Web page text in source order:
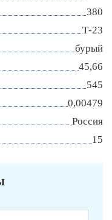
380
Т-23
бурый
45,66
545
0,00479
Россия
15